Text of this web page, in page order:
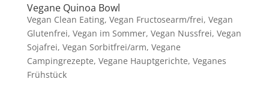
Vegane Quinoa Bowl
Vegan Clean Eating, Vegan Fructosearm/frei, Vegan
Glutenfrei, Vegan im Sommer, Vegan Nussfrei, Vegan
Sojafrei, Vegan Sorbitfrei/arm, Vegane
Campingrezepte, Vegane Hauptgerichte, Veganes
Frühstück